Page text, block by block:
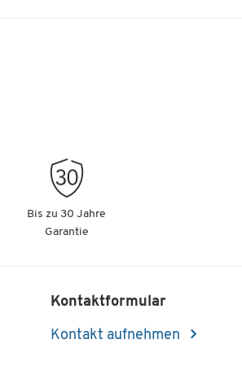
Bis zu 30 Jahre
Garantie
Kontaktformular
Kontakt aufnehmen